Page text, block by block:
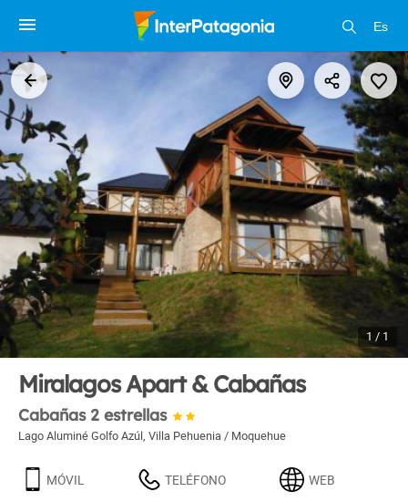
Es
1 / 1
Miralagos Apart & Cabañas
Cabañas 2 estrellas
Lago Aluminé Golfo Azúl, Villa Pehuenia / Moquehue
MÓVIL TELÉFONO WEB